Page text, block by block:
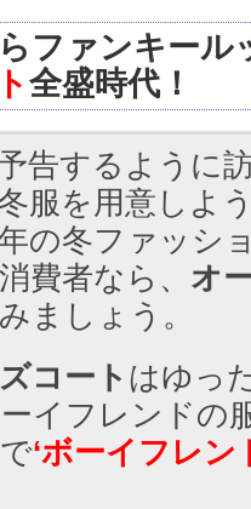
ファンキー
全盛時代！
告するように
服を用意しよ
の冬ファッシ
費者なら、 オ
ましょう。
コート はゆっ
イフレンドの
‘ボーイフレン